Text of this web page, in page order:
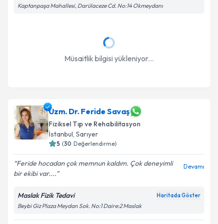
Kaptanpaşa Mahallesi, Darülaceze Cd. No:14 Okmeydanı
Müsaitlik bilgisi yükleniyor...
Uzm. Dr. Feride Savaş
Fiziksel Tıp ve Rehabilitasyon
İstanbul, Sarıyer
5 (30 Değerlendirme)
Feride hocadan çok memnun kaldım. Çok deneyimli
bir ekibi var....
Devamı
Maslak Fizik Tedavi Haritada Göster
Beybi Giz Plaza Meydan Sok. No:1 Daire:2 Maslak